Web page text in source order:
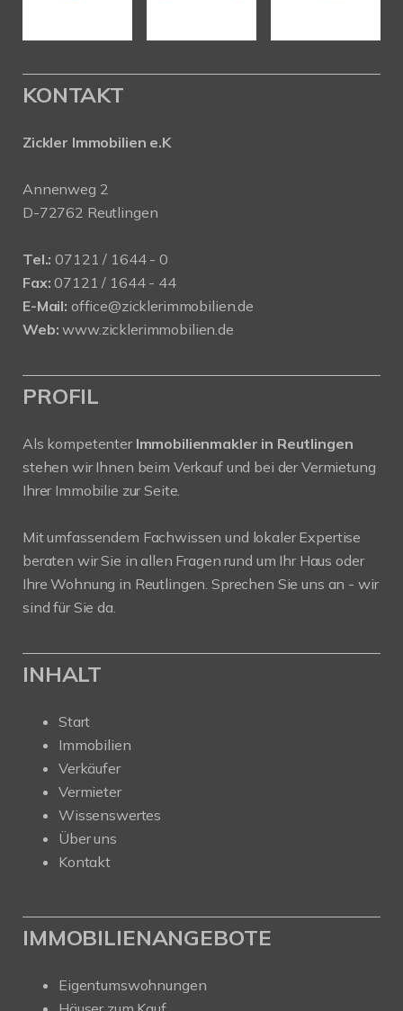
KONTAKT
Zickler Immobilien e.K
Annenweg 2
D-72762 Reutlingen
Tel.: 07121 / 1644 - 0
Fax: 07121 / 1644 - 44
E-Mail: office@zicklerimmobilien.de
Web: www.zicklerimmobilien.de
PROFIL
Als kompetenter Immobilienmakler in Reutlingen
stehen wir Ihnen beim Verkauf und bei der Vermietung
Ihrer Immobilie zur Seite.
Mit umfassendem Fachwissen und lokaler Expertise
beraten wir Sie in allen Fragen rund um Ihr Haus oder
Ihre Wohnung in Reutlingen. Sprechen Sie uns an - wir
sind für Sie da.
INHALT
Start
Immobilien
Verkäufer
Vermieter
Wissenswertes
Über uns
Kontakt
IMMOBILIENANGEBOTE
Eigentumswohnungen